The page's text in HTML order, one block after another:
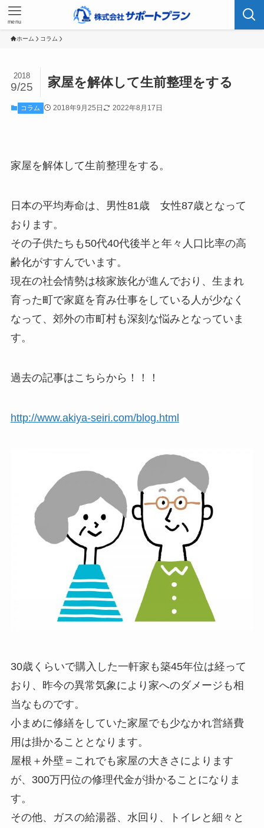
menu
ホーム コラム
家屋を解体して生前整理をする
2018
9/25
コラム 2018年9月25日 2022年8月17日
家屋を解体して生前整理をする。
日本の平均寿命は、男性81歳 女性87歳となって
おります。
その子供たちも50代40代後半と年々人口比率の高
齢化がすすんでいます。
現在の社会情勢は核家族化が進んでおり、生まれ
育った町で家庭を育み仕事をしている人が少なく
なって、郊外の市町村も深刻な悩みとなっていま
す。
過去の記事はこちらから！！！
http://www.akiya-seiri.com/blog.html
30歳くらいで購入した一軒家も築45年位は経って
おり、昨今の異常気象により家へのダメージも相
当なものです。
小まめに修繕をしていた家屋でも少なかれ営繕費
用は掛かることとなります。
屋根＋外壁＝これでも家屋の大きさによります
が、300万円位の修理代金が掛かることになりま
す。
その他、ガスの給湯器、水回り、トイレと細々と